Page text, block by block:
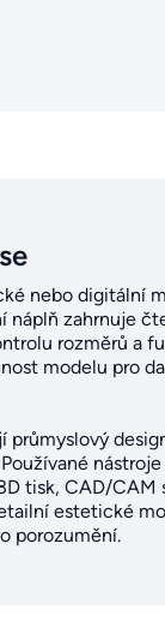
nebo digitální
náplň zahrnuje
rozměrů a
modelu pro
průmyslový
tisk, CAD/CAM
estetické
porozumění.